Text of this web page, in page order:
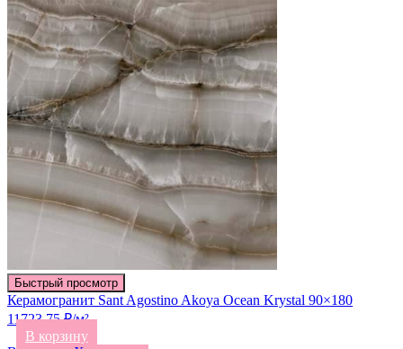
Быстрый просмотр
Керамогранит Sant Agostino Akoya Ocean Krystal 90×180
11723.75 ₽/м²
В корзину